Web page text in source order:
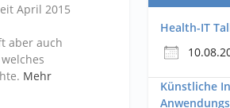
April 2015
aber auch
Mehr
Health-IT
Künstliche